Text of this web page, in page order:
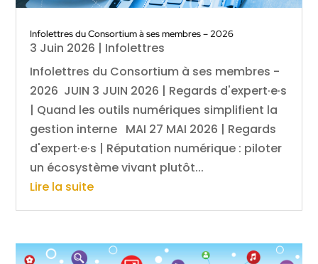
Infolettres du Consortium à ses membres – 2026
3 Juin 2026 | Infolettres
Infolettres du Consortium à ses membres -
2026 JUIN 3 JUIN 2026 | Regards d'expert·e·s
| Quand les outils numériques simplifient la
gestion interne MAI 27 MAI 2026 | Regards
d'expert·e·s | Réputation numérique : piloter
un écosystème vivant plutôt...
Lire la suite